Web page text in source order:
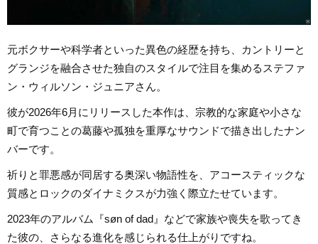
元ボクサーや科学者といった異色の経歴を持ち、カントリーと
グランジを融合させた独自のスタイルで注目を集めるステファ
ン・ウィルソン・ジュニアさん。
彼が2026年6月にリリースした本作は、宗教的な家庭や小さな
町で育つことの葛藤や孤独を重厚なサウンドで描き出したナン
バーです。
祈りと罪悪感が同居する奥深い物語性を、アコースティックな
質感とロックのダイナミクスが力強く際立たせています。
2023年のアルバム『søn of dad』などで家族や喪失を歌ってき
た彼の、さらなる進化を感じられる仕上がりですね。